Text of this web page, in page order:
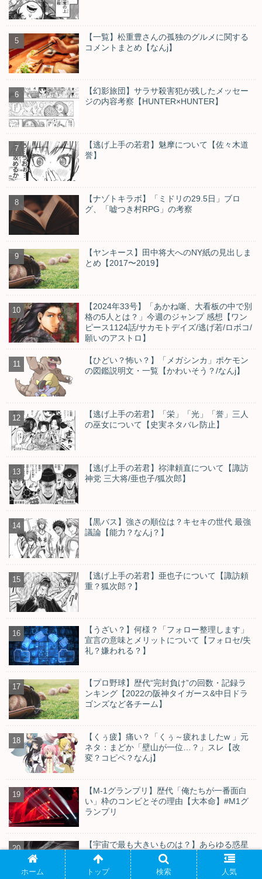
【一覧】松重豊さんの孤独のグルメに関する
コメントまとめ【なんj】
【幻影旅団】サラサ殺害犯が残したメッセー
ジの内容考察【HUNTER×HUNTER】
【逃げ上手の若君】魅摩について【佐々木道
誉】
【ナゾトキラボ】「ミドリの29.5日」ブロ
グ、「嘘つき村RPG」の考察
【ヤンキース】田中将大へのNY紙の見出しま
とめ【2017〜2019】
【2024年33号】「あかね噺、大看板の中で別
格の5人とは？」今週のジャンプ 感想【ワン
ピース1124話/サカモトデイズ/逃げ若/ロボコ/
願いのアストロ】
【ひどい？怖い？】「メガシンカ」ポケモン
の図鑑説明文・一覧【かわいそう？/なんj】
【逃げ上手の若君】「栄」「光」「誉」三人
の巫女について【史実ネタバレ防止】
【逃げ上手の若君】祢津頼直について【諏訪
神党 三大将/亜也子/狐次郎】
【黒バス】強さの順位は？キセキの世代 最強
議論【能力？なんj？】
【逃げ上手の若君】亜也子について【諏訪頼
重？狐次郎？】
【うざい？】何様？「フォロー整理します」
宣言の意味とメリットについて【フォロセ/失
礼？嫌われる？】
【プロ野球】歴代“完封負け”の回数・記録ラ
ンキング【2022の阪神タイガース&中日ドラ
ゴンズなど各チーム】
【くぅ疲】痛い？「くぅ～疲れましたw 」元
ネタ：まどか「壁山が一位…？」スレ【改
変？コピペ？なんj】
【M-1グランプリ】歴代「俺たちが一番面白
い」枠のコンビとその理由【大本命】#M1グ
ランプリ
【宇宙で最も大きいものは？】あらゆる惑星
や銀河の大きさ比較&解説【最新ランキン
グ】
ホーム トップ 検索 人気